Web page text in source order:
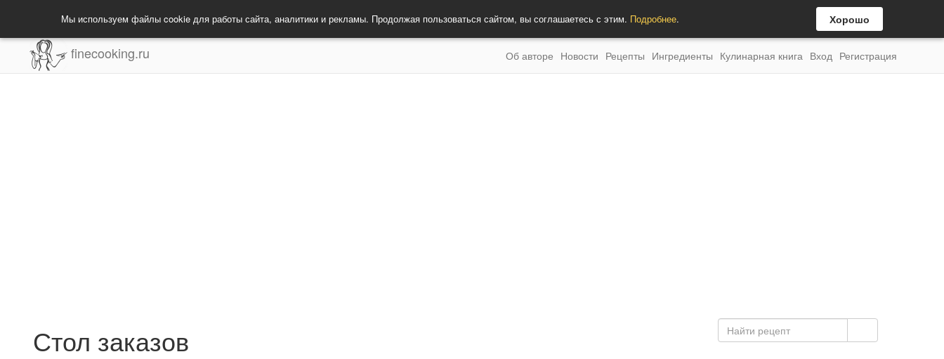
Мы используем файлы cookie для работы сайта, аналитики и рекламы. Продолжая пользоваться сайтом, вы соглашаетесь с этим. Подробнее. Хорошо
finecooking.ru Об авторе Новости Рецепты Ингредиенты Кулинарная книга Вход Регистрация
Стол заказов